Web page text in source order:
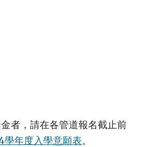
者，請在各管道報名截止前
學年度入學意願表。